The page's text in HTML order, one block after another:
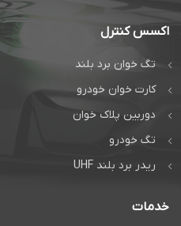
اکسس کنترل
تگ خوان برد بلند
کارت خوان خودرو
دوربین پلاک خوان
تگ خودرو
ریدر برد بلند UHF
خدمات